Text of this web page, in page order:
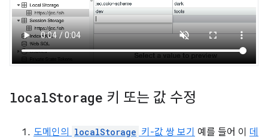
localStorage 키 또는 값 수정
도메인의 localStorage 키-값 쌍 보기 예를 들어 이 데